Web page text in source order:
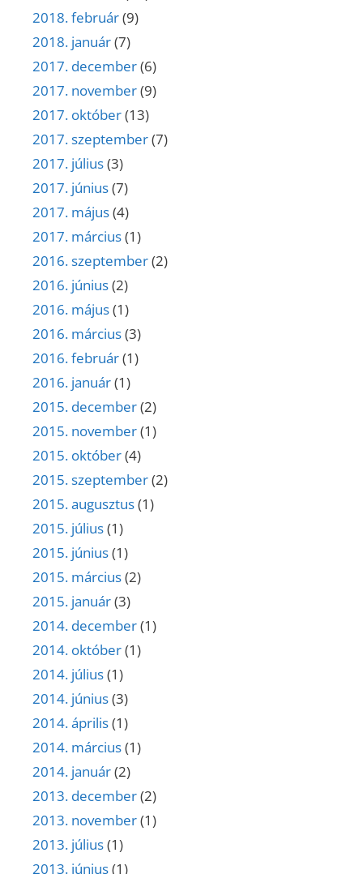
2018. február(9)
2018. január(7)
2017. december(6)
2017. november(9)
2017. október(13)
2017. szeptember(7)
2017. július(3)
2017. június(7)
2017. május(4)
2017. március(1)
2016. szeptember(2)
2016. június(2)
2016. május(1)
2016. március(3)
2016. február(1)
2016. január(1)
2015. december(2)
2015. november(1)
2015. október(4)
2015. szeptember(2)
2015. augusztus(1)
2015. július(1)
2015. június(1)
2015. március(2)
2015. január(3)
2014. december(1)
2014. október(1)
2014. július(1)
2014. június(3)
2014. április(1)
2014. március(1)
2014. január(2)
2013. december(2)
2013. november(1)
2013. július(1)
2013. június(1)